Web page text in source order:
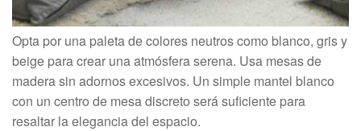
Opta por una paleta de colores neutros como blanco, gris y
beige para crear una atmósfera serena. Usa mesas de
madera sin adornos excesivos. Un simple mantel blanco
con un centro de mesa discreto será suficiente para
resaltar la elegancia del espacio.